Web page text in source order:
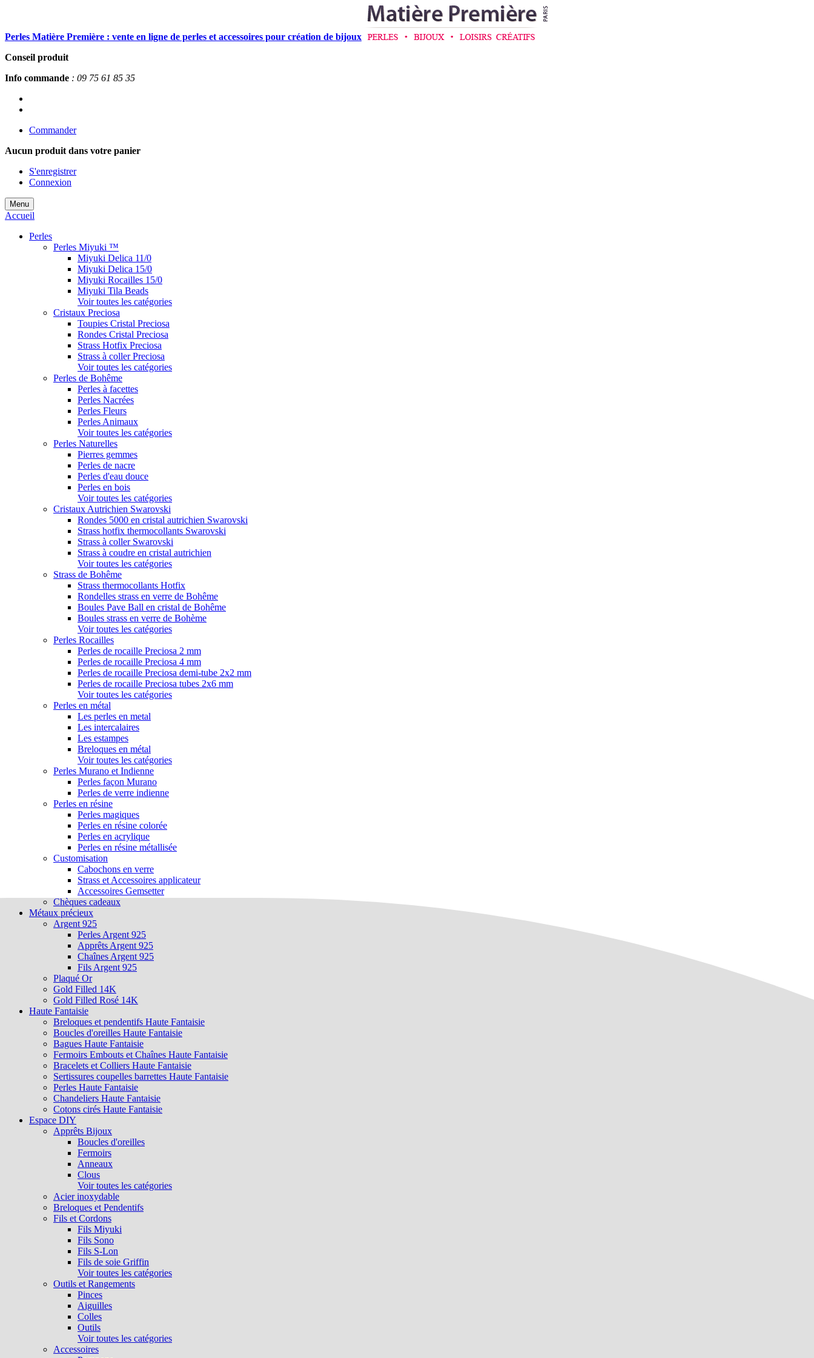
Perles Matière Première : vente en ligne de perles et accessoires pour création de bijoux
Conseil produit
Info commande : 09 75 61 85 35
Commander
Aucun produit dans votre panier
S'enregistrer
Connexion
Menu
Accueil
Perles
Perles Miyuki ™
Miyuki Delica 11/0
Miyuki Delica 15/0
Miyuki Rocailles 15/0
Miyuki Tila Beads
Voir toutes les catégories
Cristaux Preciosa
Toupies Cristal Preciosa
Rondes Cristal Preciosa
Strass Hotfix Preciosa
Strass à coller Preciosa
Voir toutes les catégories
Perles de Bohême
Perles à facettes
Perles Nacrées
Perles Fleurs
Perles Animaux
Voir toutes les catégories
Perles Naturelles
Pierres gemmes
Perles de nacre
Perles d'eau douce
Perles en bois
Voir toutes les catégories
Cristaux Autrichien Swarovski
Rondes 5000 en cristal autrichien Swarovski
Strass hotfix thermocollants Swarovski
Strass à coller Swarovski
Strass à coudre en cristal autrichien
Voir toutes les catégories
Strass de Bohême
Strass thermocollants Hotfix
Rondelles strass en verre de Bohême
Boules Pave Ball en cristal de Bohême
Boules strass en verre de Bohème
Voir toutes les catégories
Perles Rocailles
Perles de rocaille Preciosa 2 mm
Perles de rocaille Preciosa 4 mm
Perles de rocaille Preciosa demi-tube 2x2 mm
Perles de rocaille Preciosa tubes 2x6 mm
Voir toutes les catégories
Perles en métal
Les perles en metal
Les intercalaires
Les estampes
Breloques en métal
Voir toutes les catégories
Perles Murano et Indienne
Perles façon Murano
Perles de verre indienne
Perles en résine
Perles magiques
Perles en résine colorée
Perles en acrylique
Perles en résine métallisée
Customisation
Cabochons en verre
Strass et Accessoires applicateur
Accessoires Gemsetter
Chèques cadeaux
Métaux précieux
Argent 925
Perles Argent 925
Apprêts Argent 925
Chaînes Argent 925
Fils Argent 925
Plaqué Or
Gold Filled 14K
Gold Filled Rosé 14K
Haute Fantaisie
Breloques et pendentifs Haute Fantaisie
Boucles d'oreilles Haute Fantaisie
Bagues Haute Fantaisie
Fermoirs Embouts et Chaînes Haute Fantaisie
Bracelets et Colliers Haute Fantaisie
Sertissures coupelles barrettes Haute Fantaisie
Perles Haute Fantaisie
Chandeliers Haute Fantaisie
Cotons cirés Haute Fantaisie
Espace DIY
Apprêts Bijoux
Boucles d'oreilles
Fermoirs
Anneaux
Clous
Voir toutes les catégories
Acier inoxydable
Breloques et Pendentifs
Fils et Cordons
Fils Miyuki
Fils Sono
Fils S-Lon
Fils de soie Griffin
Voir toutes les catégories
Outils et Rangements
Pinces
Aiguilles
Colles
Outils
Voir toutes les catégories
Accessoires